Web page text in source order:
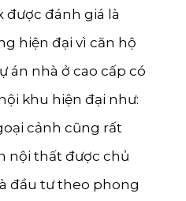
được đánh giá là
hiện đại vì căn hộ
án nhà ở cao cấp có
khu hiện đại như:
cảnh cũng rất
nội thất được chủ
đầu tư theo phong